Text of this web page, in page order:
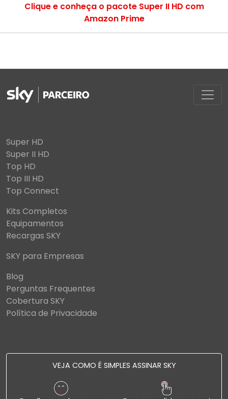
Clique e conheça o pacote Super II HD com
Amazon Prime
Super HD
Super II HD
Top HD
Top III HD
Top Connect
Kits Completos
Equipamentos
Recargas SKY
SKY para Empresas
Blog
Perguntas Frequentes
Cobertura SKY
Política de Privacidade
VEJA COMO É SIMPLES ASSINAR SKY